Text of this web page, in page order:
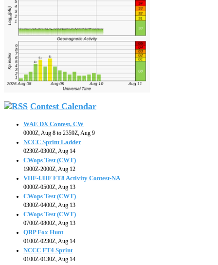
Contest Calendar
WAE DX Contest, CW
0000Z, Aug 8 to 2359Z, Aug 9
NCCC Sprint Ladder
0230Z-0300Z, Aug 14
CWops Test (CWT)
1900Z-2000Z, Aug 12
VHF-UHF FT8 Activity Contest-NA
0000Z-0500Z, Aug 13
CWops Test (CWT)
0300Z-0400Z, Aug 13
CWops Test (CWT)
0700Z-0800Z, Aug 13
QRP Fox Hunt
0100Z-0230Z, Aug 14
NCCC FT4 Sprint
0100Z-0130Z, Aug 14